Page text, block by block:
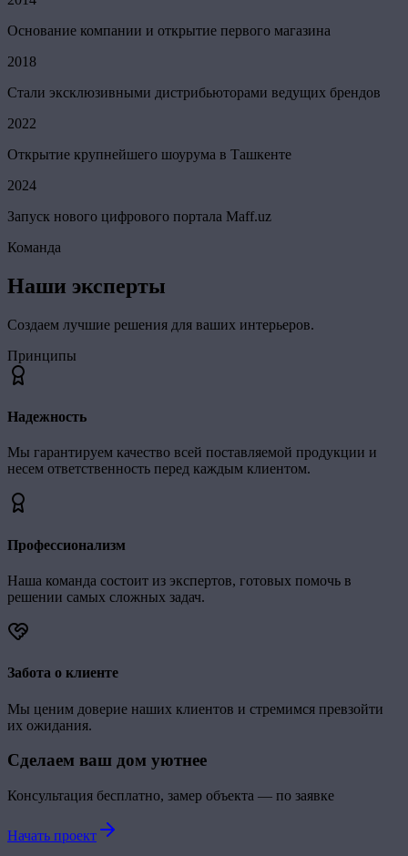
Основание компании и открытие первого магазина
2018
Стали эксклюзивными дистрибьюторами ведущих брендов
2022
Открытие крупнейшего шоурума в Ташкенте
2024
Запуск нового цифрового портала Maff.uz
Команда
Наши эксперты
Создаем лучшие решения для ваших интерьеров.
Принципы
Надежность
Мы гарантируем качество всей поставляемой продукции и
несем ответственность перед каждым клиентом.
Профессионализм
Наша команда состоит из экспертов, готовых помочь в
решении самых сложных задач.
Забота о клиенте
Мы ценим доверие наших клиентов и стремимся превзойти
их ожидания.
Сделаем ваш дом уютнее
Консультация бесплатно, замер объекта — по заявке
Начать проект